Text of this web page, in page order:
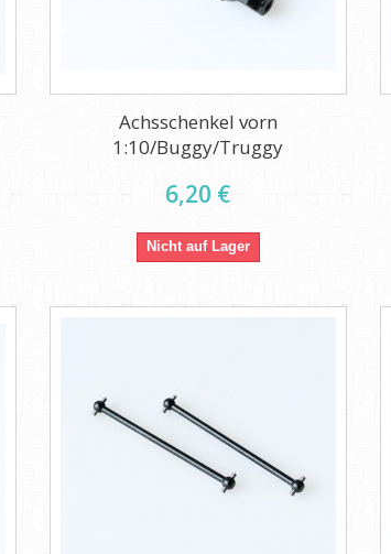
Achsschenkel vorn
1:10/Buggy/Truggy
6,20 €
Nicht auf Lager